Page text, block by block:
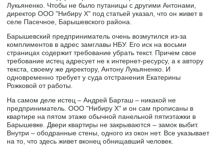
Лукьяненко. Чтобы не было путаницы с другими Антонами,
директор ООО "Нибиру Х" под статьей указал, что он живет в
селе Пасечное, Барышевского района.
Барышевский предприниматель очень возмутился из-за
комплиментов в адрес замглавы НБУ. Его иск на восьми
страницах содержит требование убрать текст. Причем свое
требование истец адресует не к интернет-ресурсу, а к автору
текста, своему же директору, Антону Лукьяненко. И
одновременно требует у суда отстранения Екатерины
Рожковой от работы.
На самом деле истец – Андрей Барташ – никакой не
предприниматель. ООО "Нибиру Х" и он сам прописаны в
квартире на пятом этаже обычной панельной пятиэтажки в
Барышевке. Двери квартиры не закрываются – замок выбит.
Внутри – ободранные стены, одного из окон нет. Все указывает
на то, что здесь живет вконец обнищавший человек.